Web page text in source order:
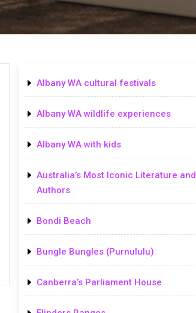
Albany WA cultural festivals
Albany WA wildlife experiences
Albany WA with kids
Australia’s Most Iconic Literature and
Authors
Bondi Beach
Bungle Bungles (Purnululu)
Canberra’s Parliament House